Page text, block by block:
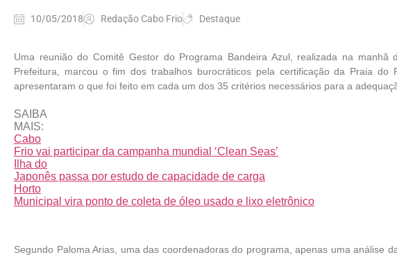
10/05/2018 Redação Cabo Frio Destaque
Uma reunião do Comitê Gestor do Programa Bandeira Azul, realizada na manhã
Prefeitura, marcou o fim dos trabalhos burocráticos pela certificação da Praia do
apresentaram o que foi feito em cada um dos 35 critérios necessários para a
SAIBA
MAIS:
Cabo
Frio vai participar da campanha mundial ‘Clean Seas’
Ilha do
Japonês passa por estudo de capacidade de carga
Horto
Municipal vira ponto de coleta de óleo usado e lixo eletrônico
Segundo Paloma Arias, uma das coordenadoras do programa, apenas uma análise